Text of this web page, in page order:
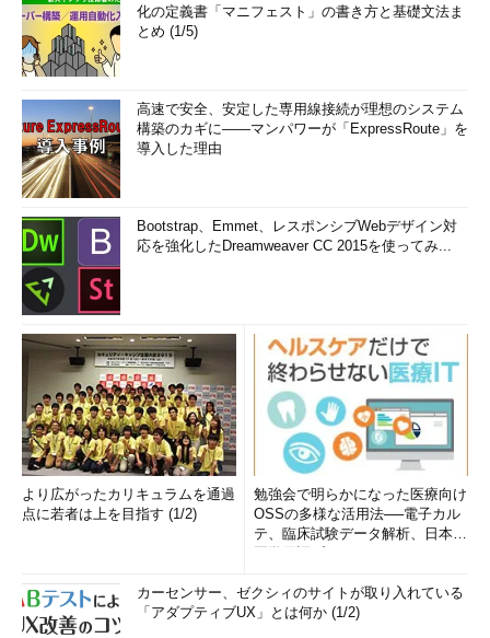
化の定義書「マニフェスト」の書き方と基礎文法ま
とめ (1/5)
高速で安全、安定した専用線接続が理想のシステム
構築のカギに――マンパワーが「ExpressRoute」を
導入した理由
Bootstrap、Emmet、レスポンシブWebデザイン対
応を強化したDreamweaver CC 2015を使ってみ...
より広がったカリキュラムを通過
点に若者は上を目指す (1/2)
勉強会で明らかになった医療向け
OSSの多様な活用法──電子カル
テ、臨床試験データ解析、日本語
カーセンサー、ゼクシィのサイトが取り入れている
「アダプティブUX」とは何か (1/2)